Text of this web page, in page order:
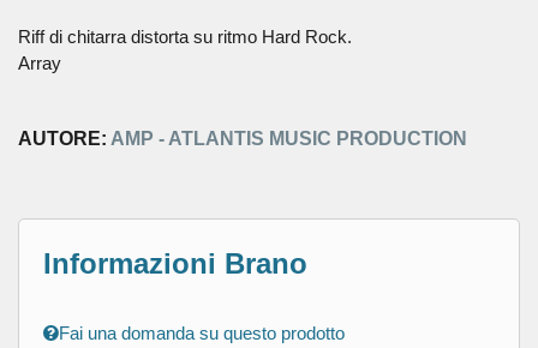
Riff di chitarra distorta su ritmo Hard Rock.
Array
AUTORE: AMP - ATLANTIS MUSIC PRODUCTION
Informazioni Brano
Fai una domanda su questo prodotto